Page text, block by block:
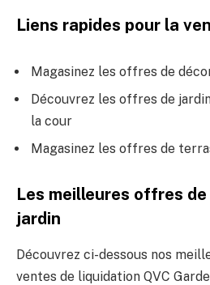
Liens rapides pour la
Magasinez les offres de
Découvrez les offres de
la cour
Magasinez les offres de
Les meilleures offres
jardin
Découvrez ci-dessous nos
ventes de liquidation QVC